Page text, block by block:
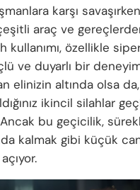
karşı
araç ve
kullanımı, özellikle
ve duyarlı bir
elinizin altında olsa
ikincil silahlar
bu geçicilik,
kalmak gibi küçük can